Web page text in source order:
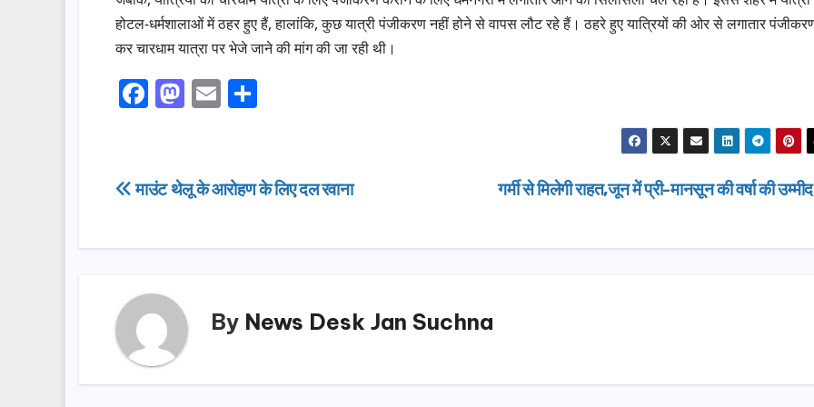
होटल-धर्मशालाओं में ठहर हुए हैं, हालांकि, कुछ यात्री पंजीकरण नहीं होने से वापस लौट रहे हैं। ठहरे हुए यात्रियों की ओर से लगातार
कर चारधाम यात्रा पर भेजे जाने की मांग की जा रही थी।
F
e
o
k
M
o
d
o
E
e
Post
गर्मी से मिलेगी राहत,जून में प्री-मानसून की वर्षा की उम्मीद
माउंट थेलू के आरोहण के लिए दल रवाना
By News Desk Jan Suchna